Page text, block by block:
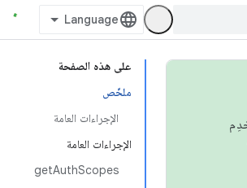
على هذه الصفحة
ملخّص
الإجراءات العامة
الإجراءات العامة
getAuthScopes